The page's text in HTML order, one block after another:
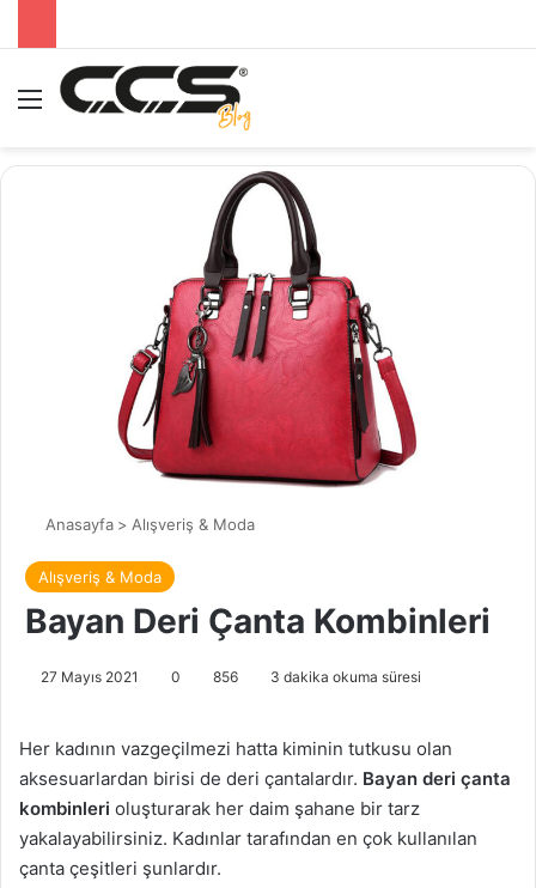
Menü
Anasayfa > Alışveriş & Moda
Alışveriş & Moda
Bayan Deri Çanta Kombinleri
27 Mayıs 2021 0 856 3 dakika okuma süresi
Her kadının vazgeçilmezi hatta kiminin tutkusu olan
aksesuarlardan birisi de deri çantalardır. Bayan deri çanta
kombinleri oluşturarak her daim şahane bir tarz
yakalayabilirsiniz. Kadınlar tarafından en çok kullanılan
çanta çeşitleri şunlardır.